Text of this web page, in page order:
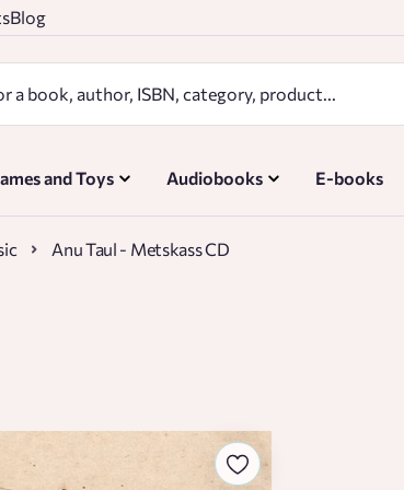
Blog
and Toys Audiobooks E-books
Anu Taul - Metskass CD